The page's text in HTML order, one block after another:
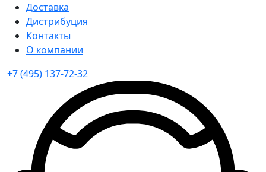
Доставка
Дистрибуция
Контакты
О компании
+7 (495) 137-72-32